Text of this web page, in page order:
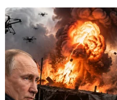
(Nguồn:
Theo Trung tâm Báo tin
sóng thần, Viện Các